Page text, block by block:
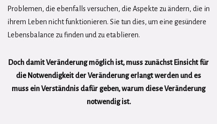
Problemen, die ebenfalls versuchen, die Aspekte zu ändern, die in
ihrem Leben nicht funktionieren. Sie tun dies, um eine gesündere
Lebensbalance zu finden und zu etablieren.
Doch damit Veränderung möglich ist, muss zunächst Einsicht für
die Notwendigkeit der Veränderung erlangt werden und es
muss ein Verständnis dafür geben, warum diese Veränderung
notwendig ist.